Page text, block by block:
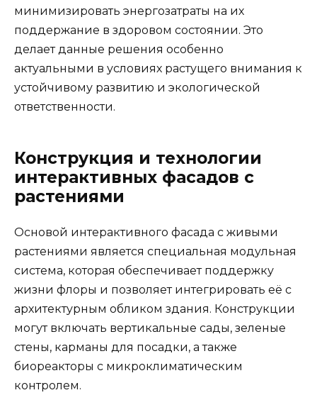
минимизировать энергозатраты на их
поддержание в здоровом состоянии. Это
делает данные решения особенно
актуальными в условиях растущего внимания к
устойчивому развитию и экологической
ответственности.
Конструкция и технологии
интерактивных фасадов с
растениями
Основой интерактивного фасада с живыми
растениями является специальная модульная
система, которая обеспечивает поддержку
жизни флоры и позволяет интегрировать её с
архитектурным обликом здания. Конструкции
могут включать вертикальные сады, зеленые
стены, карманы для посадки, а также
биореакторы с микроклиматическим
контролем.